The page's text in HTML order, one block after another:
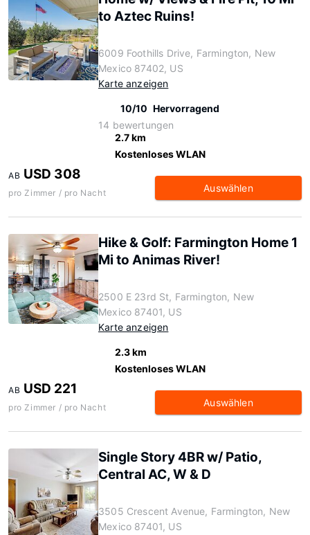
to Aztec Ruins!
6009 Foothills Drive, Farmington, New
Mexico 87402, US
Karte anzeigen
10/10 Hervorragend
14 bewertungen
2.7 km
Kostenloses WLAN
AB USD 308
pro Zimmer / pro Nacht Auswählen
Hike & Golf: Farmington Home 1
Mi to Animas River!
2500 E 23rd St, Farmington, New
Mexico 87401, US
Karte anzeigen
2.3 km
Kostenloses WLAN
AB USD 221
pro Zimmer / pro Nacht Auswählen
Single Story 4BR w/ Patio,
Central AC, W & D
3505 Crescent Avenue, Farmington, New
Mexico 87401, US